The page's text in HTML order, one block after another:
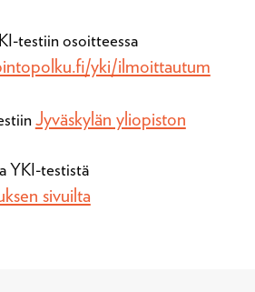
testiin osoitteessa
yki/ilmoittautum
Jyväskylän yliopiston
YKI-testistä
sivuilta